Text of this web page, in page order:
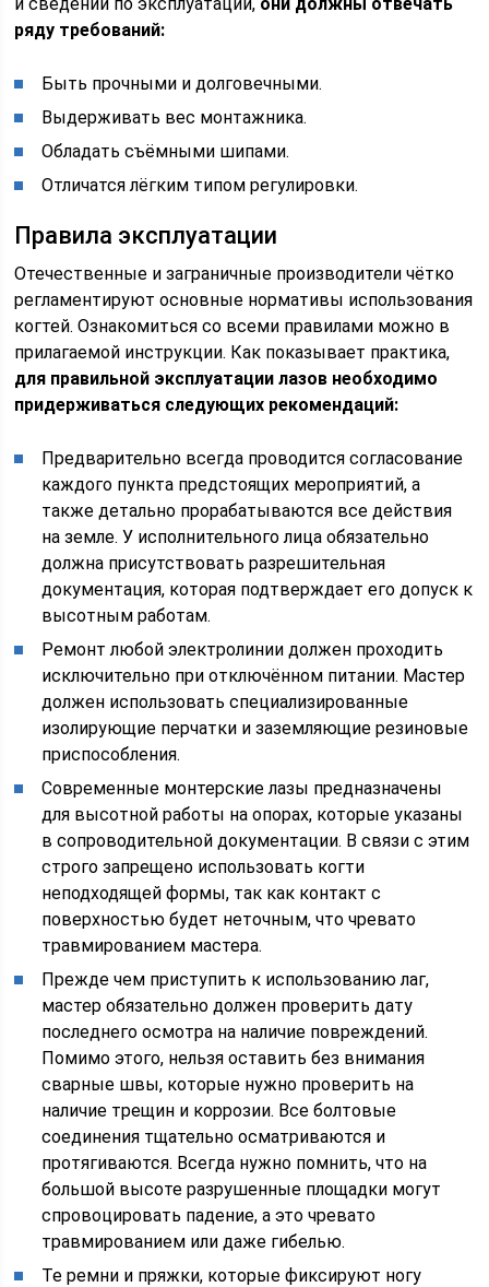
ряду требований:
Быть прочными и долговечными.
Выдерживать вес монтажника.
Обладать съёмными шипами.
Отличатся лёгким типом регулировки.
Правила эксплуатации
Отечественные и заграничные производители чётко
регламентируют основные нормативы использования
когтей. Ознакомиться со всеми правилами можно в
прилагаемой инструкции. Как показывает практика,
для правильной эксплуатации лазов необходимо
придерживаться следующих рекомендаций:
Предварительно всегда проводится согласование
каждого пункта предстоящих мероприятий, а
также детально прорабатываются все действия
на земле. У исполнительного лица обязательно
должна присутствовать разрешительная
документация, которая подтверждает его допуск к
высотным работам.
Ремонт любой электролинии должен проходить
исключительно при отключённом питании. Мастер
должен использовать специализированные
изолирующие перчатки и заземляющие резиновые
приспособления.
Современные монтерские лазы предназначены
для высотной работы на опорах, которые указаны
в сопроводительной документации. В связи с этим
строго запрещено использовать когти
неподходящей формы, так как контакт с
поверхностью будет неточным, что чревато
травмированием мастера.
Прежде чем приступить к использованию лаг,
мастер обязательно должен проверить дату
последнего осмотра на наличие повреждений.
Помимо этого, нельзя оставить без внимания
сварные швы, которые нужно проверить на
наличие трещин и коррозии. Все болтовые
соединения тщательно осматриваются и
протягиваются. Всегда нужно помнить, что на
большой высоте разрушенные площадки могут
спровоцировать падение, а это чревато
травмированием или даже гибелью.
Те ремни и пряжки, которые фиксируют ногу